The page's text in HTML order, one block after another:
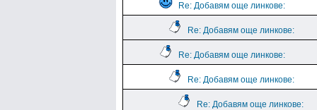
Re: Добавям още линкове:
Re: Добавям още линкове:
Re: Добавям още линкове:
Re: Добавям още линкове:
Re: Добавям още линкове: